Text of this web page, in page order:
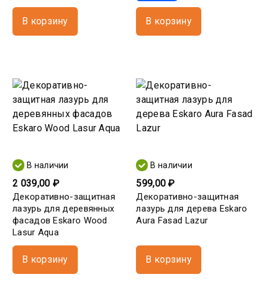
В корзину В корзину
В наличии
2 039,00 ₽
Декоративно-защитная
лазурь для деревянных
фасадов Eskaro Wood
Lasur Aqua
В корзину
В наличии
599,00 ₽
Декоративно-защитная
лазурь для дерева Eskaro
Aura Fasad Lazur
В корзину